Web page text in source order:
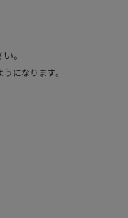
。
になります。